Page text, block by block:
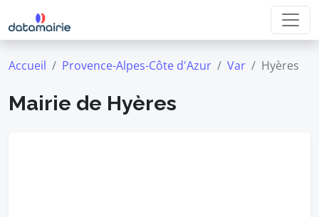
Accueil Provence-Alpes-Côte d'Azur Var Hyères
Mairie de Hyères